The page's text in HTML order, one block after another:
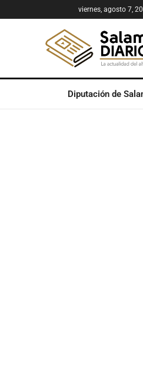
viernes, agosto 7,
Diputación de